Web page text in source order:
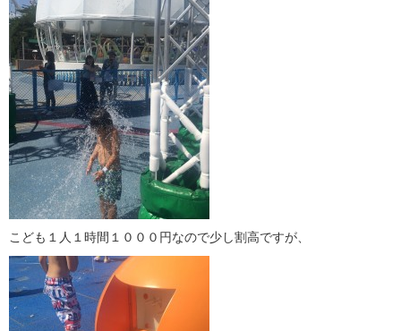
こども１人１時間１０００円なので少し割高ですが、